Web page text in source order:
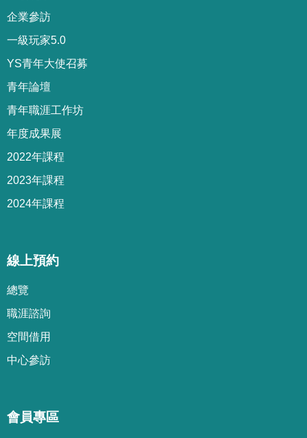
企業參訪
一級玩家5.0
YS青年大使召募
青年論壇
青年職涯工作坊
年度成果展
2022年課程
2023年課程
2024年課程
線上預約
總覽
職涯諮詢
空間借用
中心參訪
會員專區